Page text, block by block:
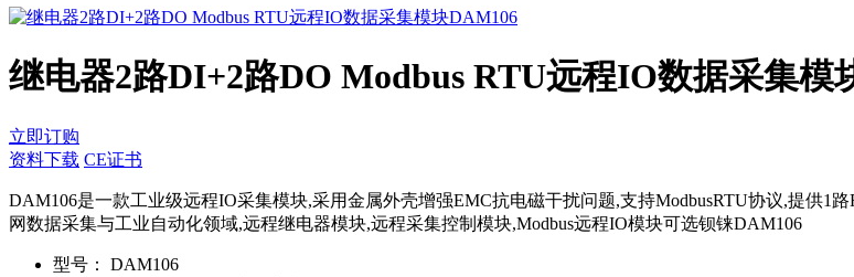
继电器2路DI+2路DO Modbus RTU远程IO数据采集模
立即订购
资料下载 CE证书
DAM106是一款工业级远程IO采集模块,采用金属外壳增强EMC抗电磁干扰问题,支持ModbusRTU协议,提供1
网数据采集与工业自动化领域,远程继电器模块,远程采集控制模块,Modbus远程IO模块可选钡铼DAM106
型号：
DAM106